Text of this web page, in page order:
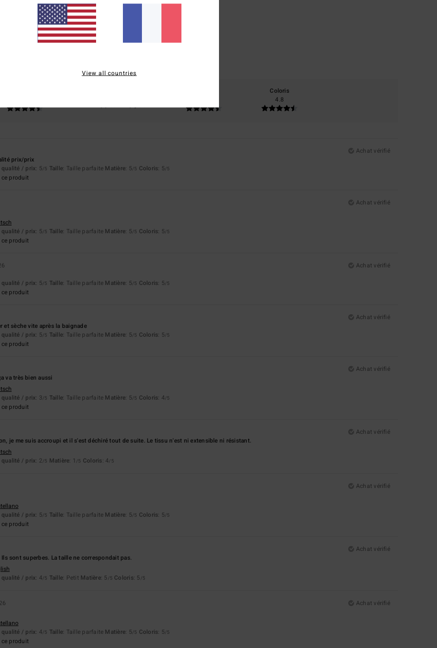
4.7
qualité / prix
Coloris
4.8
Achat vérifié
prix/prix
qualité / prix: 5/5 Taille: Taille parfaite Matière: 5/5 Coloris: 5/5
produit
Achat vérifié
qualité / prix: 5/5 Taille: Taille parfaite Matière: 5/5 Coloris: 5/5
produit
Achat vérifié
qualité / prix: 5/5 Taille: Taille parfaite Matière: 5/5 Coloris: 5/5
produit
Achat vérifié
et sèche vite après la baignade
qualité / prix: 5/5 Taille: Taille parfaite Matière: 5/5 Coloris: 5/5
produit
Achat vérifié
va très bien aussi
qualité / prix: 3/5 Taille: Taille parfaite Matière: 5/5 Coloris: 4/5
produit
Achat vérifié
je me suis accroupi et il s'est déchiré tout de suite. Le tissu n'est ni extensible ni résistant.
qualité / prix: 2/5 Matière: 1 /5 Coloris: 4/5
Achat vérifié
qualité / prix: 5/5 Taille: Taille parfaite Matière: 5/5 Coloris: 5/5
produit
Achat vérifié
sont superbes. La taille ne correspondait pas.
qualité / prix: 4/5 Taille: Petit Matière: 5 /5 Coloris: 5 /5
Achat vérifié
qualité / prix: 4/5 Taille: Taille parfaite Matière: 5/5 Coloris: 5/5
produit
View all countries